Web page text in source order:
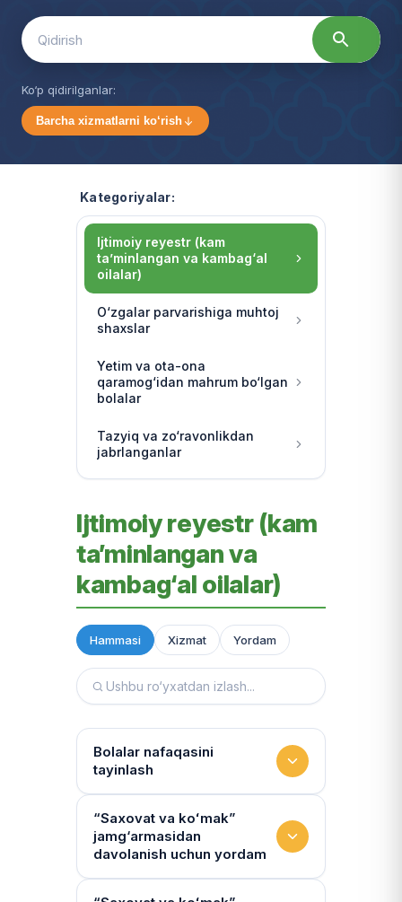
Search
for:
Ko‘p qidirilganlar:
Barcha xizmatlarni ko‘rish
Kategoriyalar:
Ijtimoiy reyestr (kam
ta’minlangan va kambag‘al
oilalar)
O‘zgalar parvarishiga muhtoj
shaxslar
Yetim va ota-ona
qaramog‘idan mahrum bo‘lgan
bolalar
Tazyiq va zo‘ravonlikdan
jabrlanganlar
Ijtimoiy reyestr (kam
ta’minlangan va
kambag‘al oilalar)
Hammasi Xizmat Yordam
Bolalar nafaqasini
tayinlash
To‘lov miqdori
Miqdor qonunchilik bilan belgilanadi.
“Kambag‘allik chegarasidagi oila”ga
75% yoki 50% to‘lanadi
“Saxovat va koʻmak”
jamg‘armasidan
davolanish uchun yordam